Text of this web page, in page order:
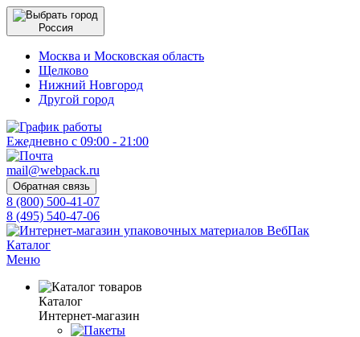
Россия
Москва и Московская область
Щелково
Нижний Новгород
Другой город
Ежедневно с 09:00 - 21:00
mail@webpack.ru
Обратная связь
8 (800) 500-41-07
8 (495) 540-47-06
Каталог
Меню
Каталог
Интернет-магазин